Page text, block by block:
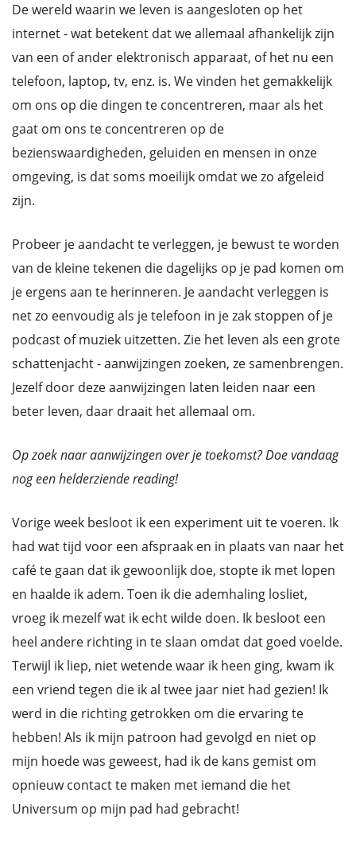
De wereld waarin we leven is aangesloten op het
internet - wat betekent dat we allemaal afhankelijk zijn
van een of ander elektronisch apparaat, of het nu een
telefoon, laptop, tv, enz. is. We vinden het gemakkelijk
om ons op die dingen te concentreren, maar als het
gaat om ons te concentreren op de
bezienswaardigheden, geluiden en mensen in onze
omgeving, is dat soms moeilijk omdat we zo afgeleid
zijn.
Probeer je aandacht te verleggen, je bewust te worden
van de kleine tekenen die dagelijks op je pad komen om
je ergens aan te herinneren. Je aandacht verleggen is
net zo eenvoudig als je telefoon in je zak stoppen of je
podcast of muziek uitzetten. Zie het leven als een grote
schattenjacht - aanwijzingen zoeken, ze samenbrengen.
Jezelf door deze aanwijzingen laten leiden naar een
beter leven, daar draait het allemaal om.
Op zoek naar aanwijzingen over je toekomst? Doe vandaag
nog een helderziende reading!
Vorige week besloot ik een experiment uit te voeren. Ik
had wat tijd voor een afspraak en in plaats van naar het
café te gaan dat ik gewoonlijk doe, stopte ik met lopen
en haalde ik adem. Toen ik die ademhaling losliet,
vroeg ik mezelf wat ik echt wilde doen. Ik besloot een
heel andere richting in te slaan omdat dat goed voelde.
Terwijl ik liep, niet wetende waar ik heen ging, kwam ik
een vriend tegen die ik al twee jaar niet had gezien! Ik
werd in die richting getrokken om die ervaring te
hebben! Als ik mijn patroon had gevolgd en niet op
mijn hoede was geweest, had ik de kans gemist om
opnieuw contact te maken met iemand die het
Universum op mijn pad had gebracht!